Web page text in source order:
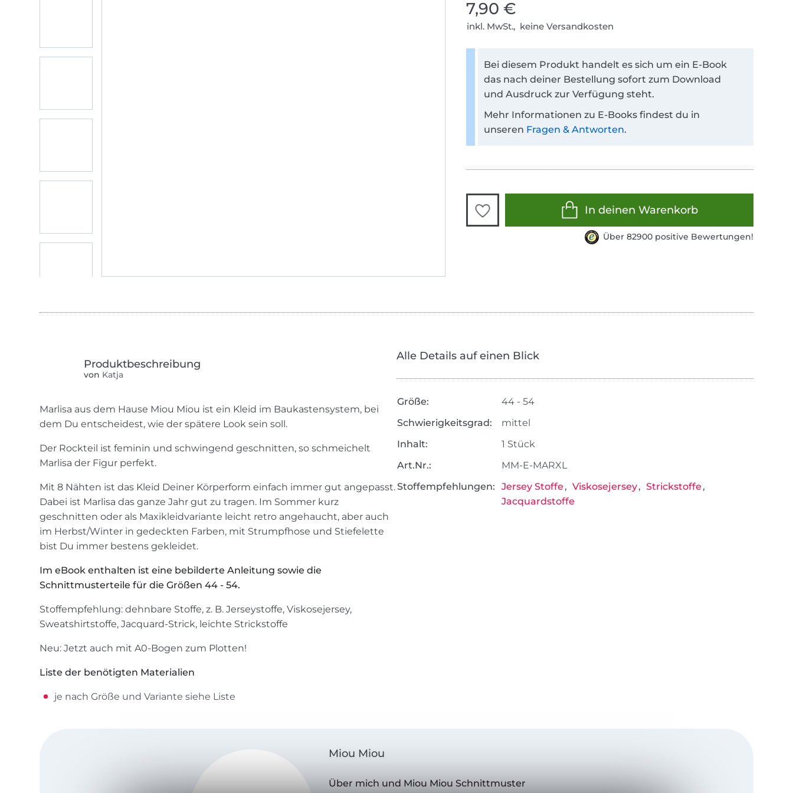
7,90 €
inkl. MwSt., keine Versandkosten
Bei diesem Produkt handelt es sich um ein E-Book
das nach deiner Bestellung sofort zum Download
und Ausdruck zur Verfügung steht.
Mehr Informationen zu E-Books findest du in
unseren Fragen & Antworten.
In deinen Warenkorb
Über 82900 positive Bewertungen!
von Katja
Marlisa aus dem Hause Miou Miou ist ein Kleid im Baukastensystem, bei
dem Du entscheidest, wie der spätere Look sein soll.
Der Rockteil ist feminin und schwingend geschnitten, so schmeichelt
Marlisa der Figur perfekt.
Mit 8 Nähten ist das Kleid Deiner Körperform einfach immer gut angepasst.
Dabei ist Marlisa das ganze Jahr gut zu tragen. Im Sommer kurz
geschnitten oder als Maxikleidvariante leicht retro angehaucht, aber auch
im Herbst/Winter in gedeckten Farben, mit Strumpfhose und Stiefelette
bist Du immer bestens gekleidet.
Im eBook enthalten ist eine bebilderte Anleitung sowie die
Schnittmusterteile für die Größen 44 - 54.
Stoffempfehlung: dehnbare Stoffe, z. B. Jerseystoffe, Viskosejersey,
Sweatshirtstoffe, Jacquard-Strick, leichte Strickstoffe
Neu: Jetzt auch mit A0-Bogen zum Plotten!
Liste der benötigten Materialien
je nach Größe und Variante siehe Liste
Alle Details auf einen Blick
Größe:
44 - 54
Schwierigkeitsgrad:
mittel
Inhalt:
1 Stück
Art.Nr.:
MM-E-MARXL
Stoffempfehlungen:
Jersey Stoffe Viskosejersey
Strickstoffe
Jacquardstoffe
Miou Miou
Über mich und Miou Miou Schnittmuster